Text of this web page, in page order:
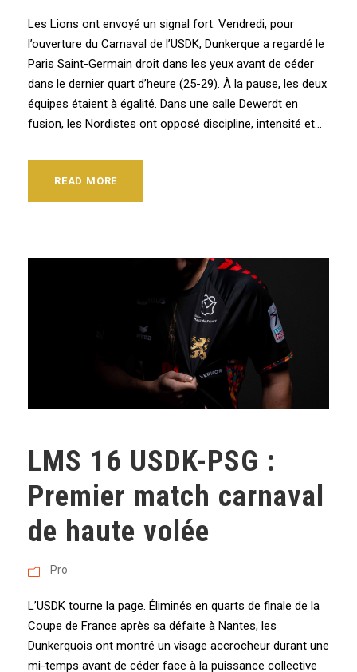
Les Lions ont envoyé un signal fort. Vendredi, pour
l’ouverture du Carnaval de l’USDK, Dunkerque a regardé le
Paris Saint-Germain droit dans les yeux avant de céder
dans le dernier quart d’heure (25-29). À la pause, les deux
équipes étaient à égalité. Dans une salle Dewerdt en
fusion, les Nordistes ont opposé discipline, intensité et...
READ MORE
LMS 16 USDK-PSG :
Premier match carnaval
de haute volée
Pro
L’USDK tourne la page. Éliminés en quarts de finale de la
Coupe de France après sa défaite à Nantes, les
Dunkerquois ont montré un visage accrocheur durant une
mi-temps avant de céder face à la puissance collective